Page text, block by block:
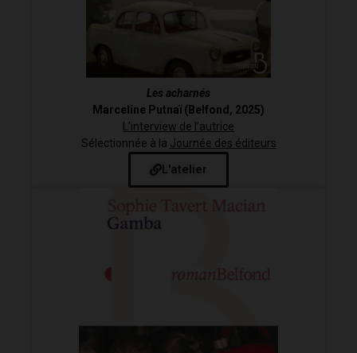
Les acharnés
Marceline Putnaï (Belfond, 2025)
L’interview de l’autrice
Sélectionnée à la Journée des éditeurs
L'atelier